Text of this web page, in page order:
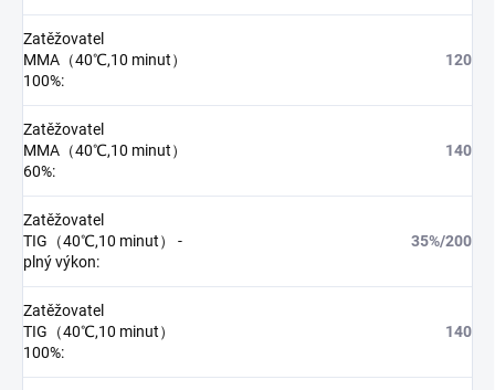
Zatěžovatel
MMA（40℃,10 minut）
100%:
120
Zatěžovatel
MMA（40℃,10 minut）
60%:
140
Zatěžovatel
TIG（40℃,10 minut） -
plný výkon:
35%/200
Zatěžovatel
TIG（40℃,10 minut）
100%:
140